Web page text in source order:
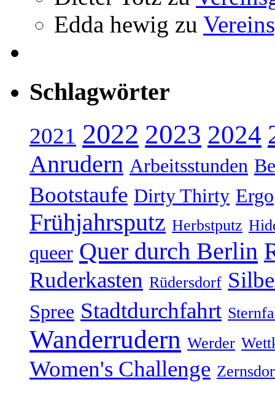
Edda hewig zu
Schlagwörter
2021 2022 2023 2024
Anrudern Arbeitsstunden
Bootstaufe Dirty Thirty Ergo
Frühjahrsputz Herbstputz
queer Quer durch Berlin
Ruderkasten Rüdersdorf
Spree Stadtdurchfahrt
Wanderrudern Werder
Women's Challenge